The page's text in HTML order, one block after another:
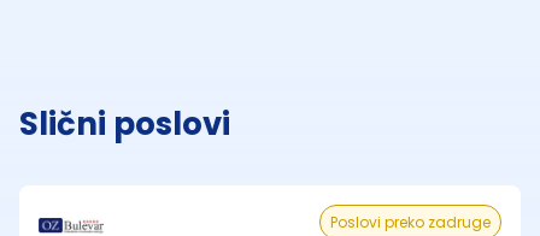
Slični poslovi
Poslovi preko zadruge